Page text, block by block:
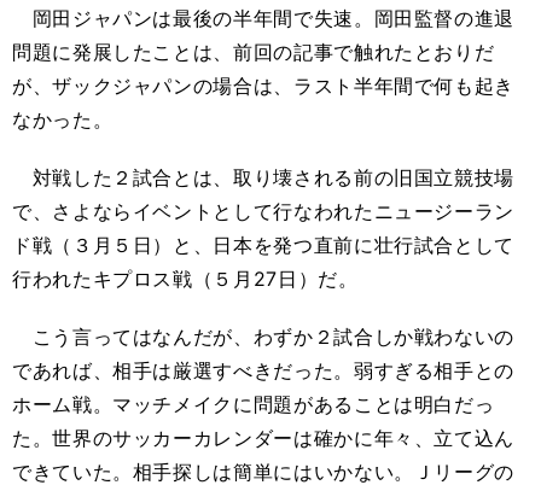
岡田ジャパンは最後の半年間で失速。岡田監督の進退
問題に発展したことは、前回の記事で触れたとおりだ
が、ザックジャパンの場合は、ラスト半年間で何も起き
なかった。
対戦した２試合とは、取り壊される前の旧国立競技場
で、さよならイベントとして行なわれたニュージーラン
ド戦（３月５日）と、日本を発つ直前に壮行試合として
行われたキプロス戦（５月27日）だ。
こう言ってはなんだが、わずか２試合しか戦わないの
であれば、相手は厳選すべきだった。弱すぎる相手との
ホーム戦。マッチメイクに問題があることは明白だっ
た。世界のサッカーカレンダーは確かに年々、立て込ん
できていた。相手探しは簡単にはいかない。Ｊリーグの